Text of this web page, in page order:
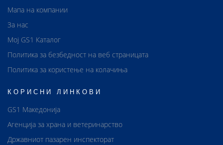
Мапа на компании
За нас
Мој GS1 Каталог
Политика за безбедност на веб страницата
Политика за користење на колачиња
КОРИСНИ ЛИНКОВИ
GS1 Македонија
Агенција за храна и ветеринарство
Државниот пазарен инспекторат